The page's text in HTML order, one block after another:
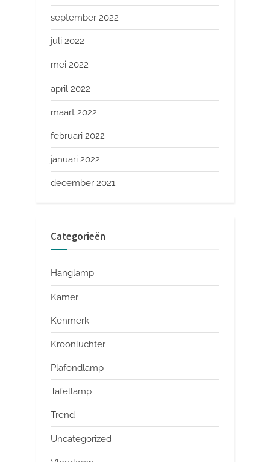
september 2022
juli 2022
mei 2022
april 2022
maart 2022
februari 2022
januari 2022
december 2021
Categorieën
Hanglamp
Kamer
Kenmerk
Kroonluchter
Plafondlamp
Tafellamp
Trend
Uncategorized